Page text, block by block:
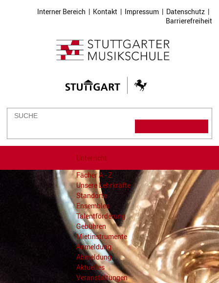
Interner Bereich | Kontakt | Impressum | Datenschutz |
Barrierefreiheit
Unterricht
Fächer A - Z
Unsere Lehrkräfte
Standorte
Ensembles
Talentförderung
Gebühren
Mietinstrumente
Anmeldung
Abmeldung
Aktuelles
Veranstaltungen